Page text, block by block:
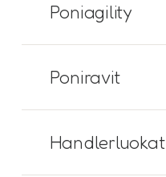
Poniagility
Poniravit
Handlerluokat